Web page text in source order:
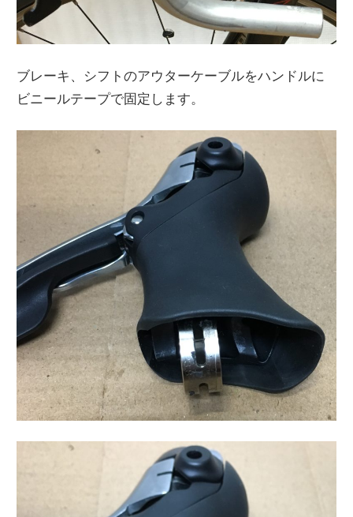
ブレーキ、シフトのアウターケーブルをハンドルに
ビニールテープで固定します。